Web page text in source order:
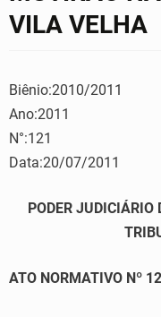
VILA VELHA
Biênio:2010/2011
Ano:2011
N°:121
Data:20/07/2011
PODER JUDICIÁRIO
ATO NORMATIVO Nº